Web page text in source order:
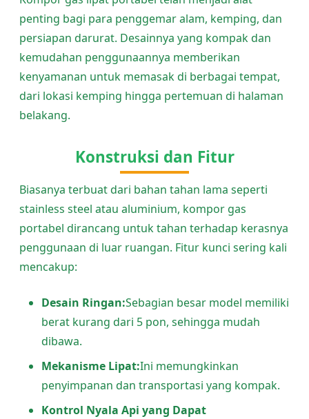
penting bagi para penggemar alam, kemping, dan
persiapan darurat. Desainnya yang kompak dan
kemudahan penggunaannya memberikan
kenyamanan untuk memasak di berbagai tempat,
dari lokasi kemping hingga pertemuan di halaman
belakang.
Konstruksi dan Fitur
Biasanya terbuat dari bahan tahan lama seperti
stainless steel atau aluminium, kompor gas
portabel dirancang untuk tahan terhadap kerasnya
penggunaan di luar ruangan. Fitur kunci sering kali
mencakup:
Desain Ringan:Sebagian besar model memiliki
berat kurang dari 5 pon, sehingga mudah
dibawa.
Mekanisme Lipat:Ini memungkinkan
penyimpanan dan transportasi yang kompak.
Kontrol Nyala Api yang Dapat